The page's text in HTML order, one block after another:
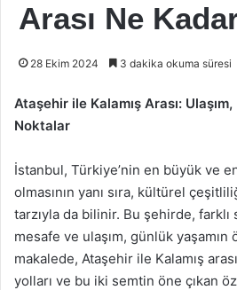
Arası Ne
28 Ekim 2024 3 dakika okuma süresi
Ataşehir ile Kalamış Arası:
Noktalar
İstanbul, Türkiye’nin en büyük ve
olmasının yanı sıra, kültürel
tarzıyla da bilinir. Bu şehirde, farklı
mesafe ve ulaşım, günlük yaşamın
makalede, Ataşehir ile Kalamış
yolları ve bu iki semtin öne çıkan